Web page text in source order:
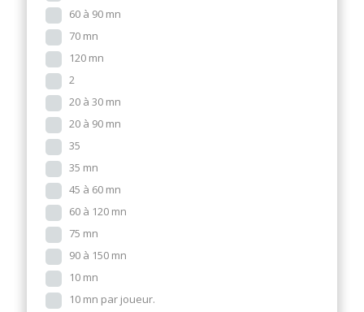
60 à 90 mn
70 mn
120 mn
2
20 à 30 mn
20 à 90 mn
35
35 mn
45 à 60 mn
60 à 120 mn
75 mn
90 à 150 mn
10 mn
10 mn par joueur.